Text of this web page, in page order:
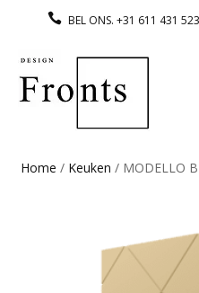
BEL ONS. +31 611 431 523
Home / Keuken / MODELLO